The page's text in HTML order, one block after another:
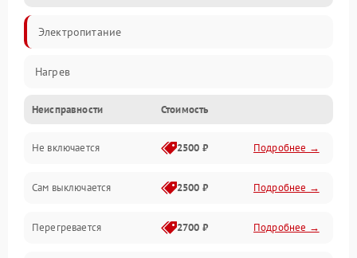
Электропитание
Нагрев
Неисправности Стоимость
Не включается 2500 ₽ Подробнее →
Сам выключается 2500 ₽ Подробнее →
Перегревается 2700 ₽ Подробнее →